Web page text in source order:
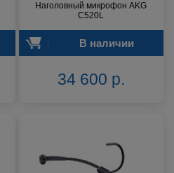
Наголовный микрофон AKG
C520L
В наличии
34 600 р.